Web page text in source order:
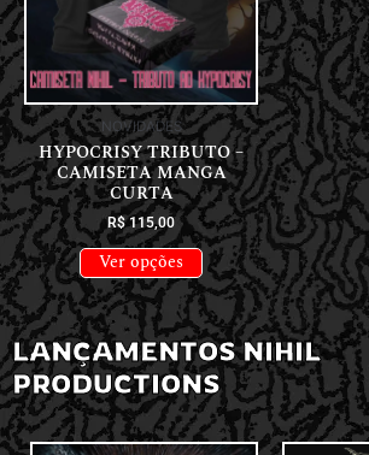
NOVIDADES
HYPOCRISY TRIBUTO –
CAMISETA MANGA
CURTA
R$115,00
Ver opções
LANÇAMENTOS NIHIL
PRODUCTIONS